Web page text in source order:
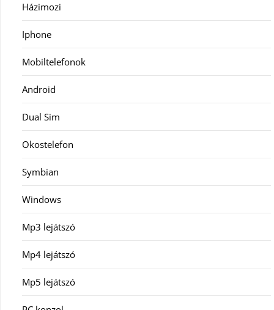
Házimozi
Iphone
Mobiltelefonok
Android
Dual Sim
Okostelefon
Symbian
Windows
Mp3 lejátszó
Mp4 lejátszó
Mp5 lejátszó